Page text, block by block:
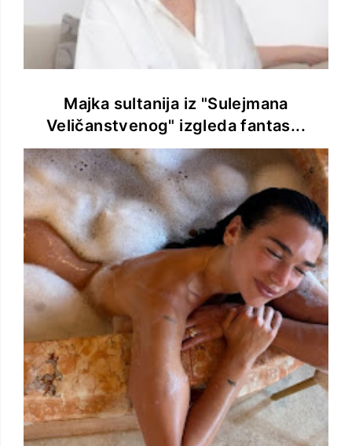
Majka sultanija iz "Sulejmana
Veličanstvenog" izgleda fantas...